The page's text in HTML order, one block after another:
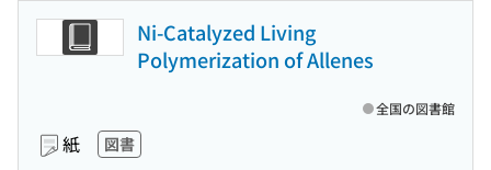
Ni-Catalyzed Living
Polymerization of Allenes
紙 図書
全国の図書館